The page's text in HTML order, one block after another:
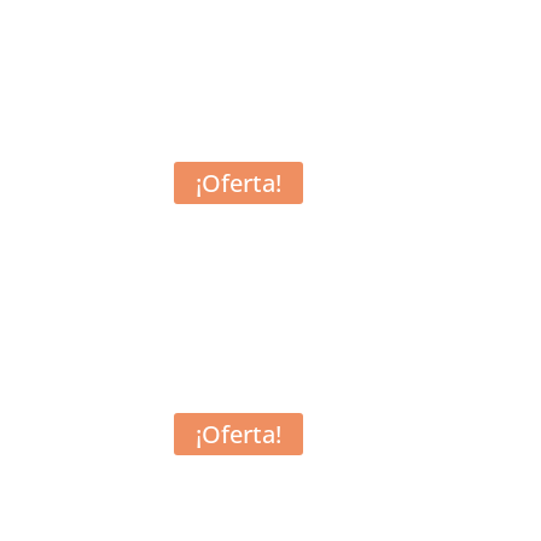
¡Oferta!
¡Oferta!